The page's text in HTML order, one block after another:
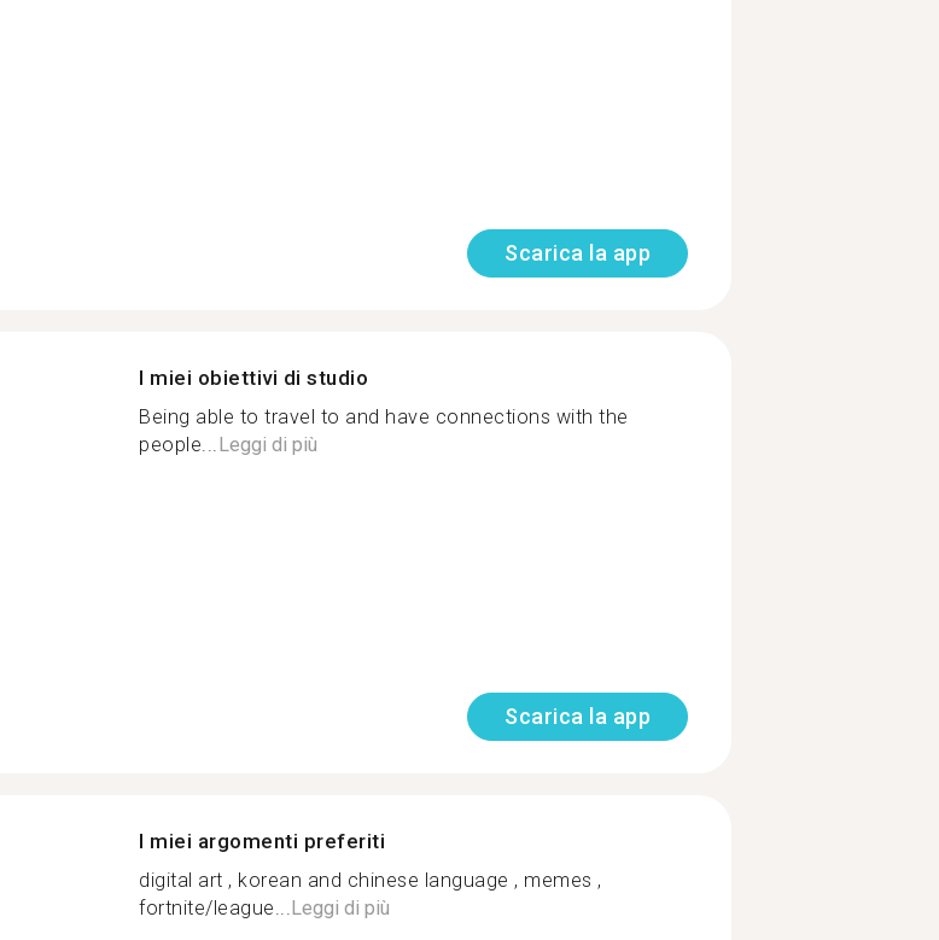
Scarica la app
I miei obiettivi di studio
Being able to travel to and have connections with the
people...Leggi di più
Scarica la app
I miei argomenti preferiti
digital art , korean and chinese language , memes ,
fortnite/league...Leggi di più